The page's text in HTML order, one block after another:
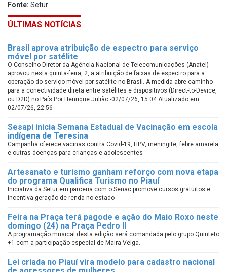
Fonte: Setur
ÚLTIMAS NOTÍCIAS
Brasil aprova atribuição de espectro para serviço
móvel por satélite
O Conselho Diretor da Agência Nacional de Telecomunicações (Anatel)
aprovou nesta quinta-feira, 2, a atribuição de faixas de espectro para a
operação do serviço móvel por satélite no Brasil. A medida abre caminho
para a conectividade direta entre satélites e dispositivos (Direct-to-Device,
ou D2D) no País.Por Henrique Julião -02/07/26, 15:04 Atualizado em
02/07/26, 22:56
Sesapi inicia Semana Estadual de Vacinação em escola
indígena de Teresina
Campanha oferece vacinas contra Covid-19, HPV, meningite, febre amarela
e outras doenças para crianças e adolescentes
Artesanato e turismo ganham reforço com nova etapa
do programa Qualifica Turismo no Piauí
Iniciativa da Setur em parceria com o Senac promove cursos gratuitos e
incentiva geração de renda no estado
Feira na Praça terá pagode e ação do Maio Roxo neste
domingo (24) na Praça Pedro II
A programação musical desta edição será comandada pelo grupo Quinteto
+1 com a participação especial de Maira Veiga.
Lei criada no Piauí vira modelo para cadastro nacional